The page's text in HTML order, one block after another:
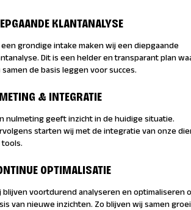
KLANTANALYSE
een grondige intake maken wij een diepgaande
Dit is een helder en transparant plan
samen de basis leggen voor succes.
& INTEGRATIE
nulmeting geeft inzicht in de huidige situatie.
starten wij met de integratie van onze
tools.
OPTIMALISATIE
blijven voortdurend analyseren en optimaliseren
van nieuwe inzichten. Zo blijven wij samen